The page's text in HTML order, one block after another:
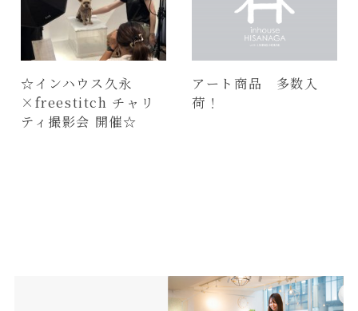
☆インハウス久永
×freestitch チャリ
ティ撮影会 開催☆
アート商品 多数入
荷！